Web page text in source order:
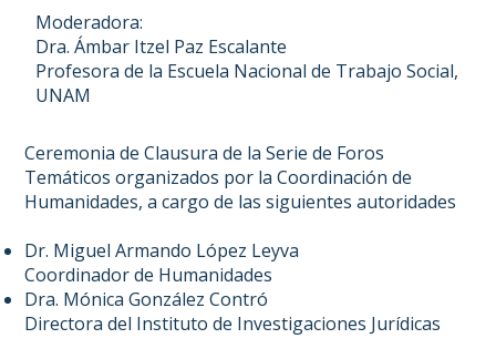
Moderadora:
Dra. Ámbar Itzel Paz Escalante
Profesora de la Escuela Nacional de Trabajo Social,
UNAM
Ceremonia de Clausura de la Serie de Foros
Temáticos organizados por la Coordinación de
Humanidades, a cargo de las siguientes autoridades
Dr. Miguel Armando López Leyva
Coordinador de Humanidades
Dra. Mónica González Contró
Directora del Instituto de Investigaciones Jurídicas